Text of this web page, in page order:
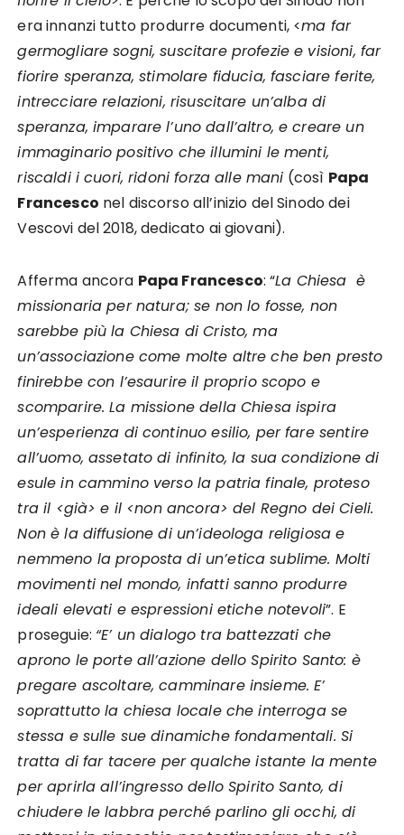
era innanzi tutto produrre documenti, <ma far
germogliare sogni, suscitare profezie e visioni, far
fiorire speranza, stimolare fiducia, fasciare ferite,
intrecciare relazioni, risuscitare un’alba di
speranza, imparare l’uno dall’altro, e creare un
immaginario positivo che illumini le menti,
riscaldi i cuori, ridoni forza alle mani (così Papa
Francesco nel discorso all’inizio del Sinodo dei
Vescovi del 2018, dedicato ai giovani).
Afferma ancora Papa Francesco: “La Chiesa è
missionaria per natura; se non lo fosse, non
sarebbe più la Chiesa di Cristo, ma
un’associazione come molte altre che ben presto
finirebbe con l’esaurire il proprio scopo e
scomparire. La missione della Chiesa ispira
un’esperienza di continuo esilio, per fare sentire
all’uomo, assetato di infinito, la sua condizione di
esule in cammino verso la patria finale, proteso
tra il <già> e il <non ancora> del Regno dei Cieli.
Non è la diffusione di un’ideologa religiosa e
nemmeno la proposta di un’etica sublime. Molti
movimenti nel mondo, infatti sanno produrre
ideali elevati e espressioni etiche notevoli”. E
proseguie: “E’ un dialogo tra battezzati che
aprono le porte all’azione dello Spirito Santo: è
pregare ascoltare, camminare insieme. E’
soprattutto la chiesa locale che interroga se
stessa e sulle sue dinamiche fondamentali. Si
tratta di far tacere per qualche istante la mente
per aprirla all’ingresso dello Spirito Santo, di
chiudere le labbra perché parlino gli occhi, di